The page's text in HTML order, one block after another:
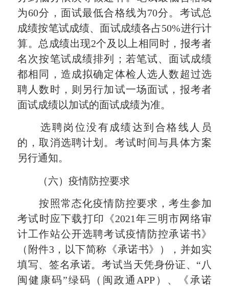
为60分，面试最低合格线为70分。考试总
成绩按笔试成绩、面试成绩各占50%进行计
算。总成绩出现2个及以上相同时，报考者
名次按笔试成绩排列；若笔试、面试成绩
都相同，造成拟确定体检人选人数超过选
聘人数时，则另行加试一场面试，报考者
面试成绩以加试的面试成绩为准。
选聘岗位没有成绩达到合格线人员
的，取消选聘计划。考试时间与具体方案
另行通知。
（六）疫情防控要求
按照常态化疫情防控要求，考生参加
考试时应下载打印《2021年三明市网络审
计工作站公开选聘考试疫情防控承诺书》
（附件3，以下简称《承诺书》），并如实
填写、签名承诺。考试当天凭身份证、“八
闽健康码”绿码（闽政通APP）、《承诺